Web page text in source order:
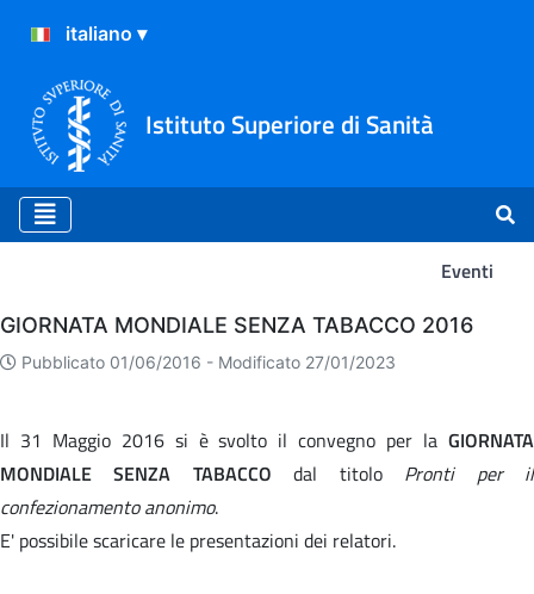
Istituto Superiore di Sanità
Eventi
Eventi
GIORNATA MONDIALE SENZA TABACCO 2016
Pubblicato 01/06/2016 - Modificato 27/01/2023
Il 31 Maggio 2016 si è svolto il convegno per la GIORNATA
MONDIALE SENZA TABACCOdal titolo Pronti per il
confezionamento anonimo.
E' possibile scaricare le presentazioni dei relatori.